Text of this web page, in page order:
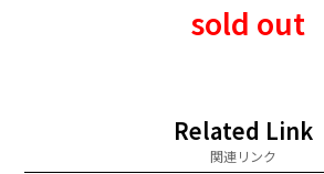
sold out
Related Link
関連リンク